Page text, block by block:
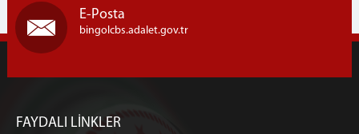
Adli Sicil Bürosu
Uzlaştırma Bürosu
Medya İletişim Bürosu
ADALET KOMİSYONU
E-Posta
bingolcbs.adalet.gov.tr
FAYDALI LİNKLER